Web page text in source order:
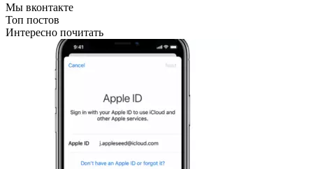
Мы вконтакте
Топ постов
Интересно почитать